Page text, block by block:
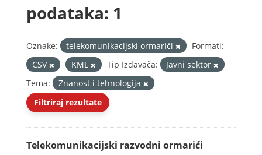
podataka: 1
Oznake: telekomunikacijski ormarići
Formati:
CSV
KML Tip Izdavača:
Javni sektor
Tema:
Znanost i tehnologija
Filtriraj rezultate
Telekomunikacijski razvodni ormarići